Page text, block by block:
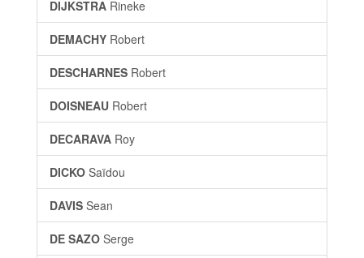
DIJKSTRA Rineke
DEMACHY Robert
DESCHARNES Robert
DOISNEAU Robert
DECARAVA Roy
DICKO Saïdou
DAVIS Sean
DE SAZO Serge